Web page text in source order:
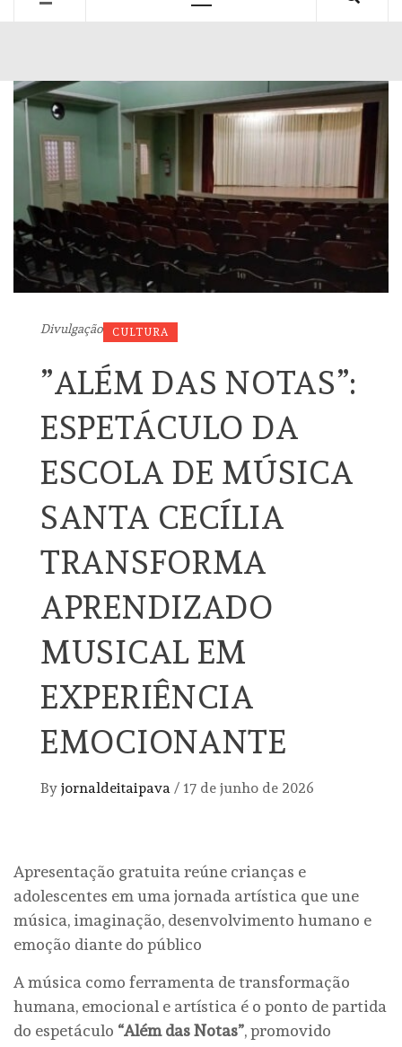
Divulgação CULTURA
”ALÉM DAS NOTAS”:
ESPETÁCULO DA
ESCOLA DE MÚSICA
SANTA CECÍLIA
TRANSFORMA
APRENDIZADO
MUSICAL EM
EXPERIÊNCIA
EMOCIONANTE
By jornaldeitaipava / 17 de junho de 2026
Apresentação gratuita reúne crianças e
adolescentes em uma jornada artística que une
música, imaginação, desenvolvimento humano e
emoção diante do público
A música como ferramenta de transformação
humana, emocional e artística é o ponto de partida
do espetáculo “Além das Notas”, promovido